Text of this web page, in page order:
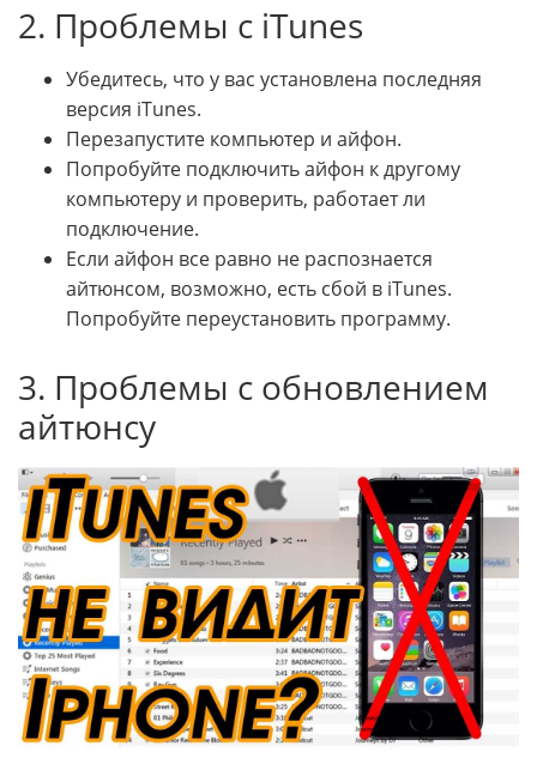
2. Проблемы с iTunes
Убедитесь, что у вас установлена последняя
версия iTunes.
Перезапустите компьютер и айфон.
Попробуйте подключить айфон к другому
компьютеру и проверить, работает ли
подключение.
Если айфон все равно не распознается
айтюнсом, возможно, есть сбой в iTunes.
Попробуйте переустановить программу.
3. Проблемы с обновлением
айтюнсу